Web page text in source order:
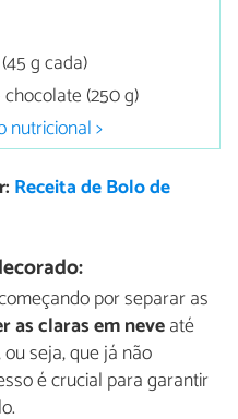
g cada)
(250 g)
nutricional >
Receita de Bolo de
por separar as
as claras em neveaté
seja, que já não
é crucial para garantir